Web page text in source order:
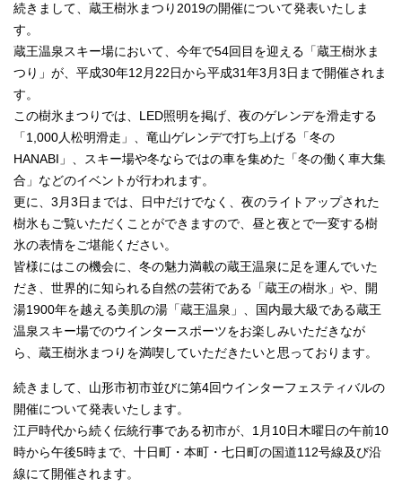
続きまして、蔵王樹氷まつり2019の開催について発表いたしま
す。
蔵王温泉スキー場において、今年で54回目を迎える「蔵王樹氷ま
つり」が、平成30年12月22日から平成31年3月3日まで開催されま
す。
この樹氷まつりでは、LED照明を掲げ、夜のゲレンデを滑走する
「1,000人松明滑走」、竜山ゲレンデで打ち上げる「冬の
HANABI」、スキー場や冬ならではの車を集めた「冬の働く車大集
合」などのイベントが行われます。
更に、3月3日までは、日中だけでなく、夜のライトアップされた
樹氷もご覧いただくことができますので、昼と夜とで一変する樹
氷の表情をご堪能ください。
皆様にはこの機会に、冬の魅力満載の蔵王温泉に足を運んでいた
だき、世界的に知られる自然の芸術である「蔵王の樹氷」や、開
湯1900年を越える美肌の湯「蔵王温泉」、国内最大級である蔵王
温泉スキー場でのウインタースポーツをお楽しみいただきなが
ら、蔵王樹氷まつりを満喫していただきたいと思っております。
続きまして、山形市初市並びに第4回ウインターフェスティバルの
開催について発表いたします。
江戸時代から続く伝統行事である初市が、1月10日木曜日の午前10
時から午後5時まで、十日町・本町・七日町の国道112号線及び沿
線にて開催されます。